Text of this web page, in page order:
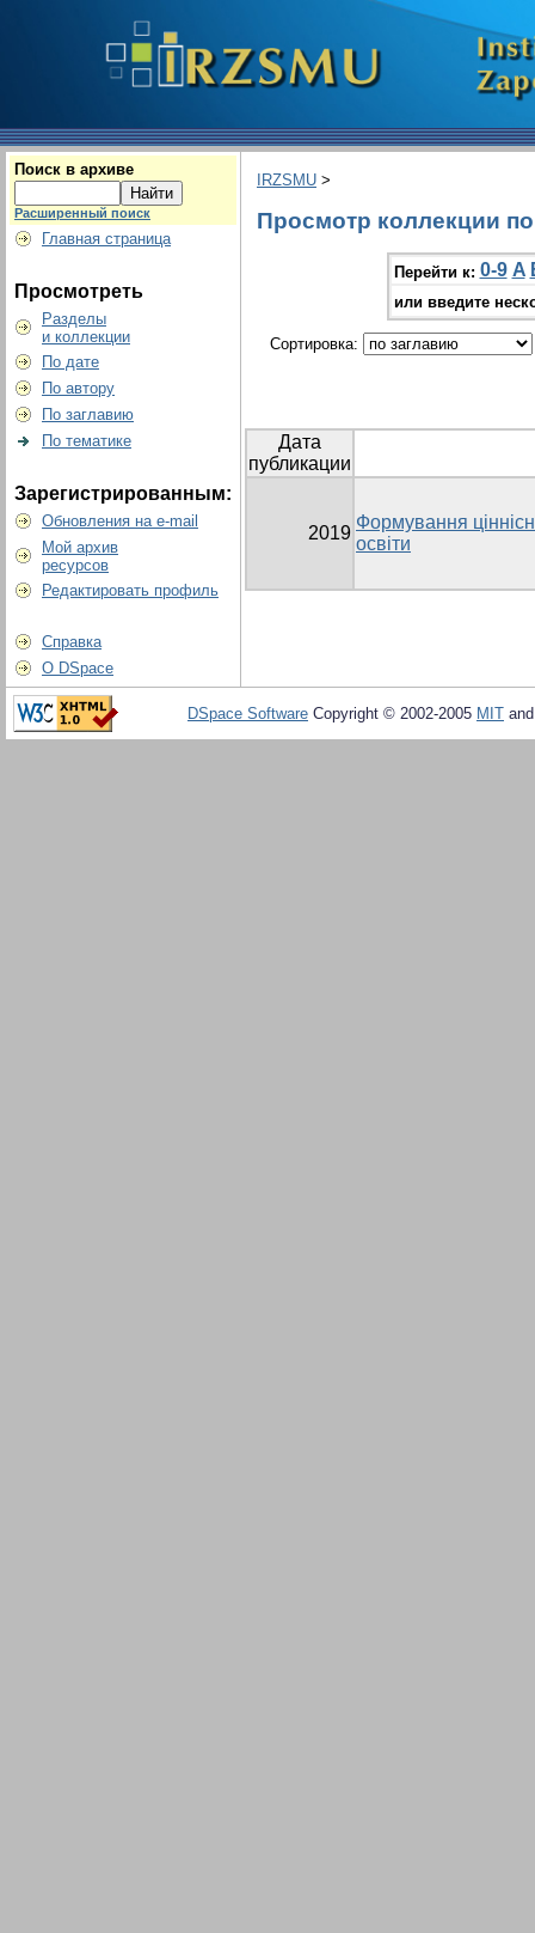
Поиск в архиве
Расширенный поиск
Главная страница
Просмотреть
Разделы
и коллекции
По дате
По автору
По заглавию
По тематике
Зарегистрированным:
Обновления на e-mail
Мой архив
ресурсов
Редактировать профиль
Справка
О DSpace
IRZSMU >
Просмотр коллекции
Перейти к: 0-9 A
или введите
Сортировка:
Дата
публикации
2019
Формування
освіти
DSpace Software Copyright © 2002-2005 MIT